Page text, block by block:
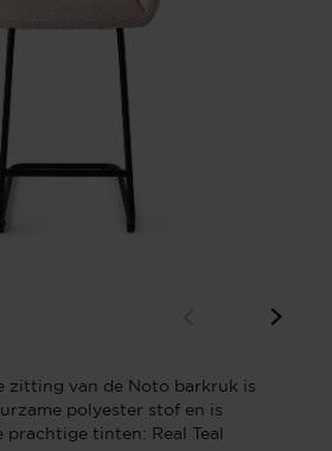
zitting van de Noto barkruk is
polyester stof en is
tinten: Real Teal